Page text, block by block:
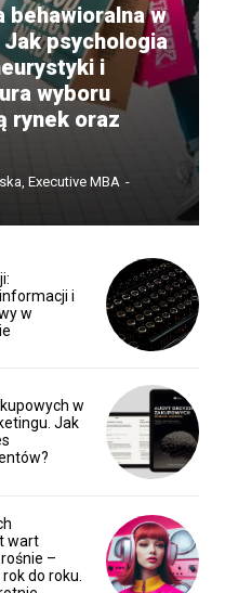
behawioralna w
psychologia
i
wyboru
rynek oraz
Executive MBA -
i
w
w
Jak
wart
–
do roku.